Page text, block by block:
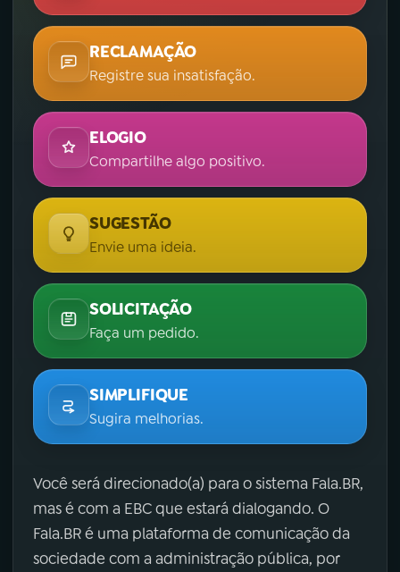
RECLAMAÇÃO
Registre sua insatisfação.
ELOGIO
Compartilhe algo positivo.
SUGESTÃO
Envie uma ideia.
SOLICITAÇÃO
Faça um pedido.
SIMPLIFIQUE
Sugira melhorias.
Você será direcionado(a) para o sistema Fala.BR,
mas é com a EBC que estará dialogando. O
Fala.BR é uma plataforma de comunicação da
sociedade com a administração pública, por